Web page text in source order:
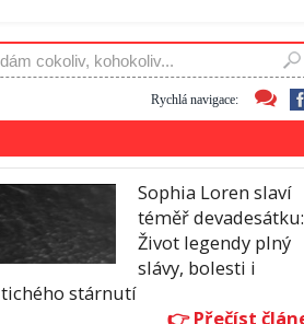
Rychlá navigace:
Sophia Loren slaví
téměř devadesátku:
Život legendy plný
slávy, bolesti i
tichého stárnutí